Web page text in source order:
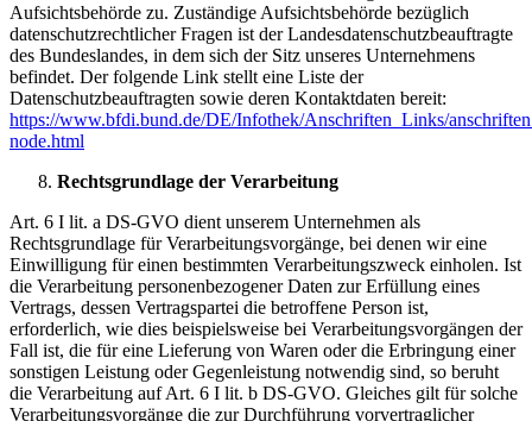
Aufsichtsbehörde zu. Zuständige Aufsichtsbehörde bezüglich
datenschutzrechtlicher Fragen ist der Landesdatenschutzbeauftragte
des Bundeslandes, in dem sich der Sitz unseres Unternehmens
befindet. Der folgende Link stellt eine Liste der
Datenschutzbeauftragten sowie deren Kontaktdaten bereit:
https://www.bfdi.bund.de/DE/Infothek/Anschriften_Links/
node.html
Rechtsgrundlage der Verarbeitung
Art. 6 I lit. a DS-GVO dient unserem Unternehmen als
Rechtsgrundlage für Verarbeitungsvorgänge, bei denen wir eine
Einwilligung für einen bestimmten Verarbeitungszweck einholen. Ist
die Verarbeitung personenbezogener Daten zur Erfüllung eines
Vertrags, dessen Vertragspartei die betroffene Person ist,
erforderlich, wie dies beispielsweise bei Verarbeitungsvorgängen der
Fall ist, die für eine Lieferung von Waren oder die Erbringung einer
sonstigen Leistung oder Gegenleistung notwendig sind, so beruht
die Verarbeitung auf Art. 6 I lit. b DS-GVO. Gleiches gilt für solche
Verarbeitungsvorgänge die zur Durchführung vorvertraglicher